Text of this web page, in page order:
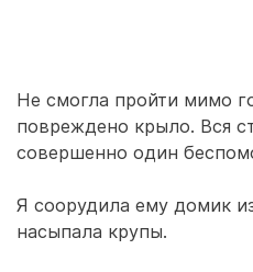
Не смогла пройти мимо
повреждено крыло. Вся
совершенно один
Я соорудила ему домик
насыпала крупы.